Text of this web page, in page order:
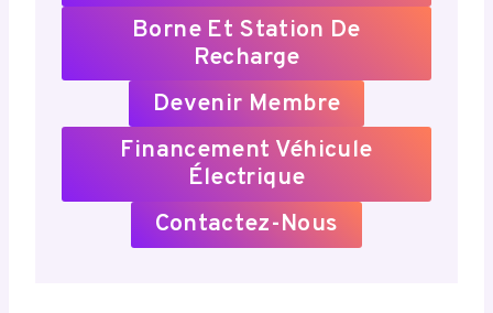
Borne Et Station De
Recharge
Devenir Membre
Financement Véhicule
Électrique
Contactez-Nous